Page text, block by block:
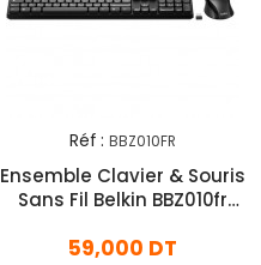
Réf : BBZ010FR
Ensemble Clavier & Souris
Sans Fil Belkin BBZ010fr
59,000 DT